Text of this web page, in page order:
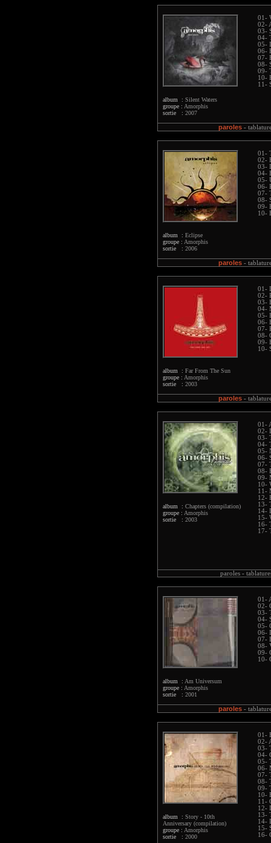
album : Silent Waters
groupe : Amorphis
sortie : 2007
01-
02-
03-
04-
05-
06-
07-
08-
09-
10-
11-
paroles-
album : Eclipse
groupe : Amorphis
sortie : 2006
01-
02-
03-
04-
05-
06-
07-
08-
09-
10-
paroles-
album : Far From The Sun
groupe : Amorphis
sortie : 2003
01-
02-
03-
04-
05-
06-
07-
08-
09-
10-
paroles-
album : Chapters (compilation)
groupe : Amorphis
sortie : 2003
01-
02-
03-
04-
05-
06-
07-
08-
09-
10-
11-
12-
13-
14-
15-
16-
17-
paroles -
album : Am Universum
groupe : Amorphis
sortie : 2001
01-
02-
03-
04-
05-
06-
07-
08-
09-
10-
paroles-
album : Story - 10th
Anniversary (compilation)
groupe : Amorphis
sortie : 2000
01-
02-
03-
04-
05-
06-
07-
08-
09-
10-
11-
12-
13-
14-
15-
16-